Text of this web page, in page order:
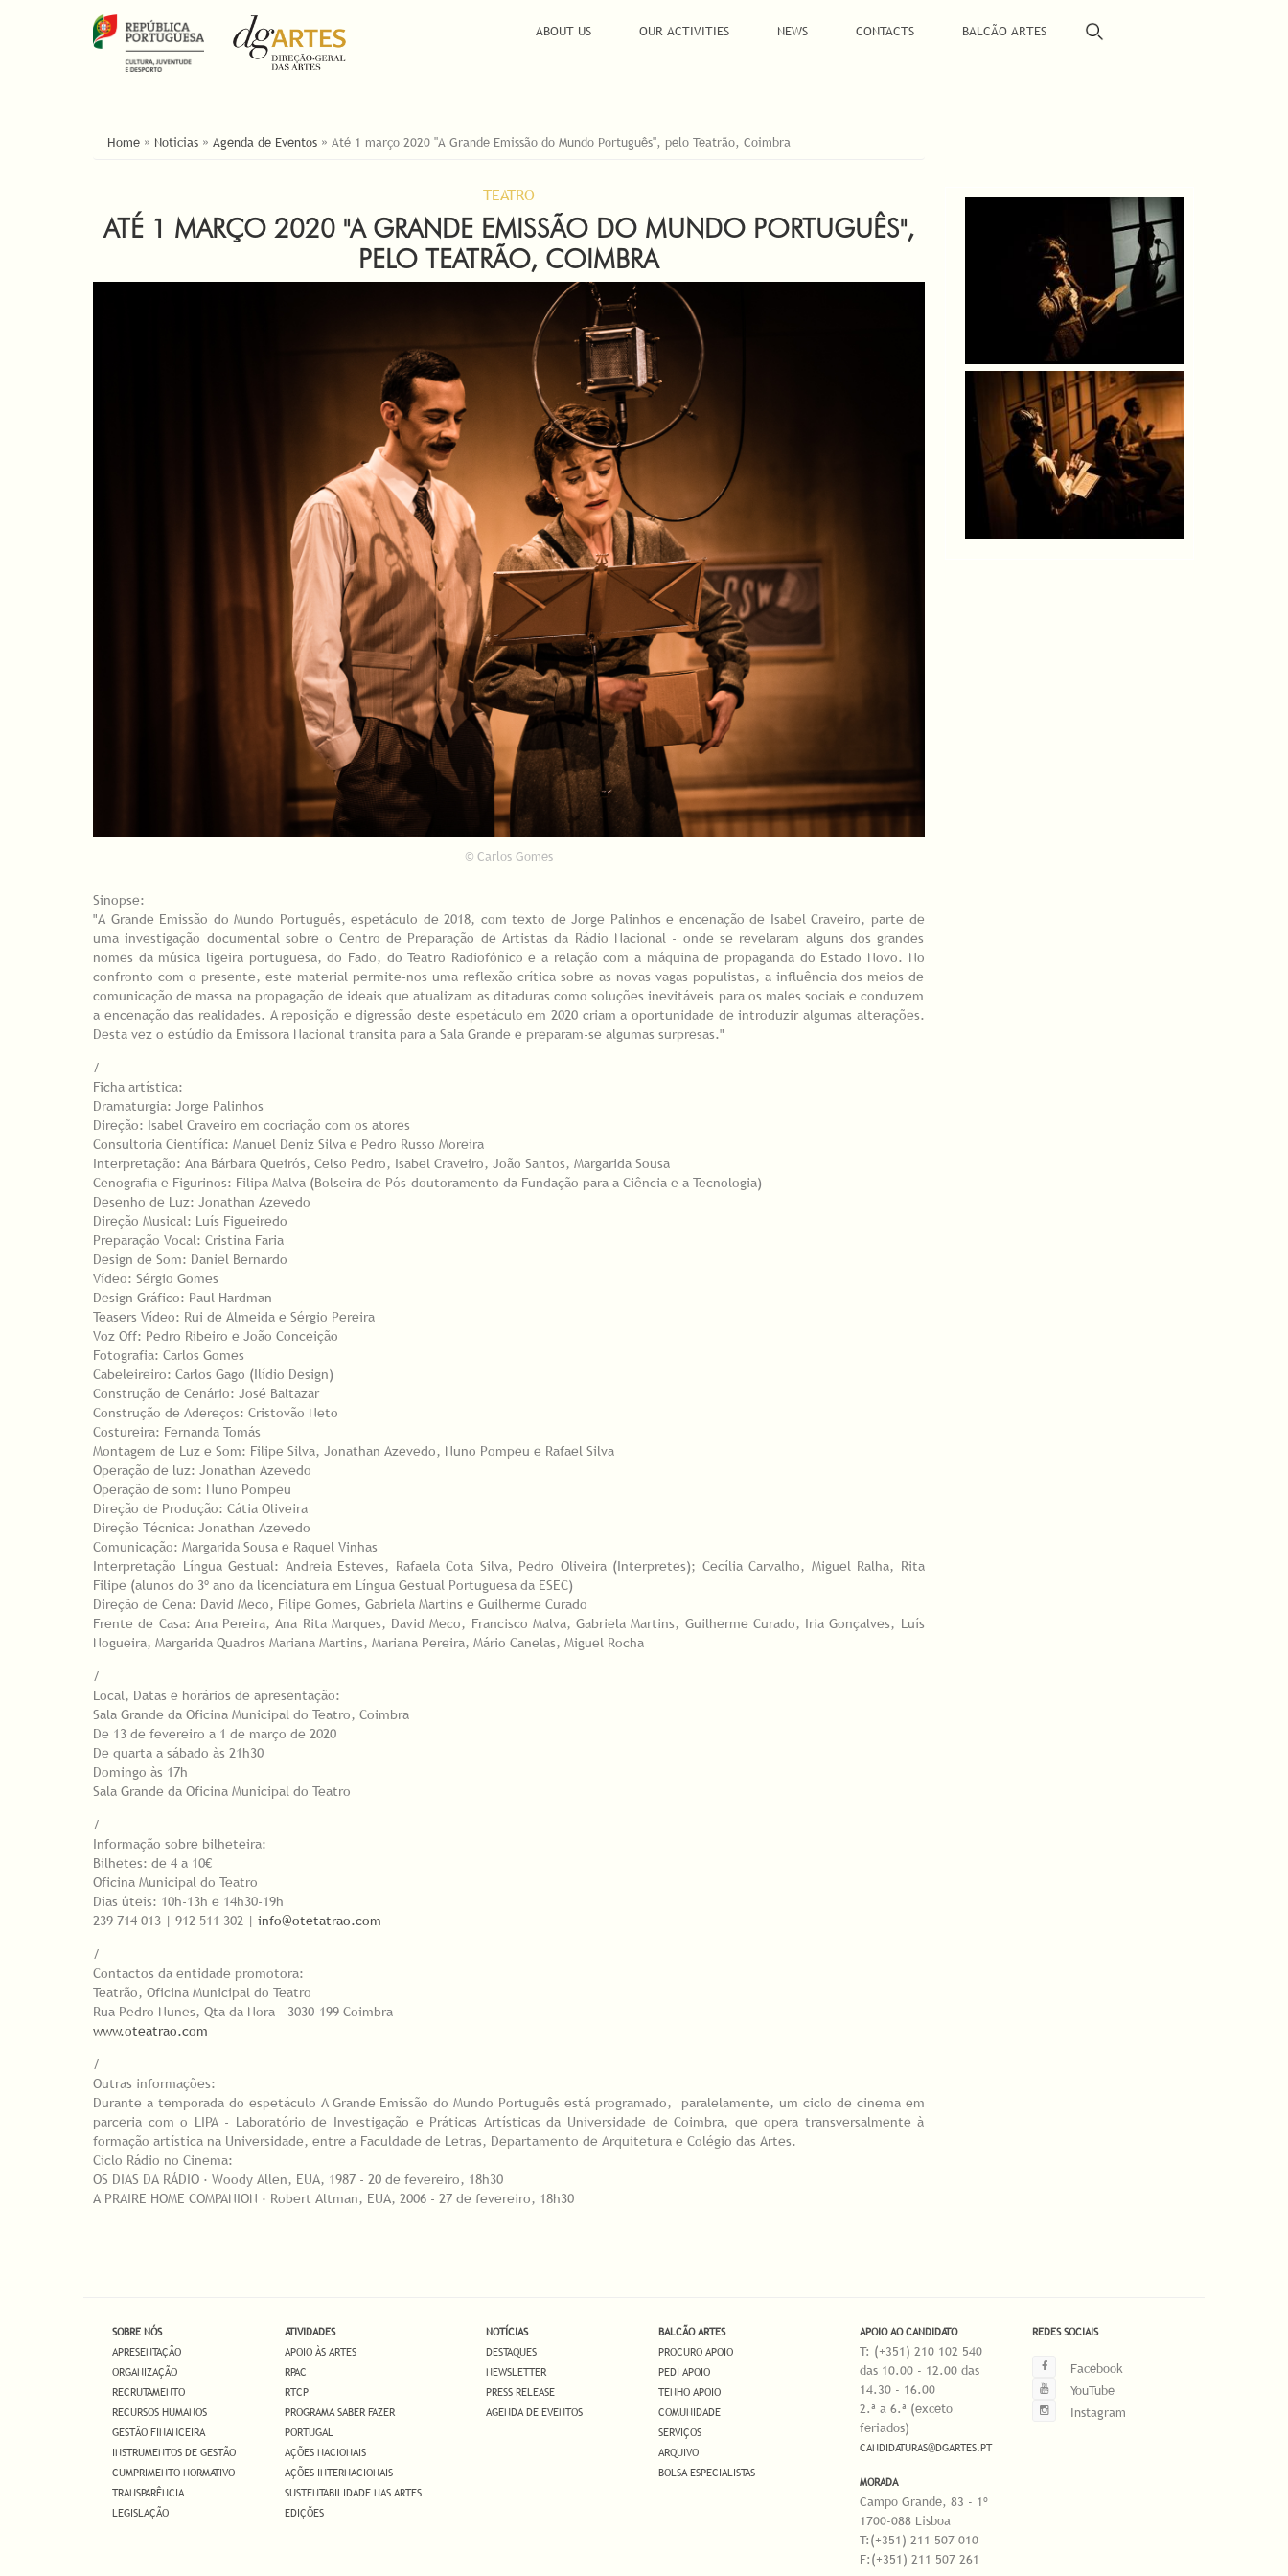
ABOUT US OUR ACTIVITIES NEWS CONTACTS BALCÃO ARTES
YOU ARE HERE
Home » Noticias » Agenda de Eventos » Até 1 março 2020 "A Grande Emissão do Mundo Português", pelo Teatrão, Coimbra
TEATRO
ATÉ 1 MARÇO 2020 "A GRANDE EMISSÃO DO MUNDO PORTUGUÊS",
PELO TEATRÃO, COIMBRA
© Carlos Gomes
Sinopse:
"A Grande Emissão do Mundo Português, espetáculo de 2018, com texto de Jorge Palinhos e encenação de Isabel Craveiro, parte de
uma investigação documental sobre o Centro de Preparação de Artistas da Rádio Nacional - onde se revelaram alguns dos grandes
nomes da música ligeira portuguesa, do Fado, do Teatro Radiofónico e a relação com a máquina de propaganda do Estado Novo. No
confronto com o presente, este material permite-nos uma reflexão crítica sobre as novas vagas populistas, a influência dos meios de
comunicação de massa na propagação de ideais que atualizam as ditaduras como soluções inevitáveis para os males sociais e conduzem
a encenação das realidades. A reposição e digressão deste espetáculo em 2020 criam a oportunidade de introduzir algumas alterações.
Desta vez o estúdio da Emissora Nacional transita para a Sala Grande e preparam-se algumas surpresas."
/
Ficha artística:
Dramaturgia: Jorge Palinhos
Direção: Isabel Craveiro em cocriação com os atores
Consultoria Científica: Manuel Deniz Silva e Pedro Russo Moreira
Interpretação: Ana Bárbara Queirós, Celso Pedro, Isabel Craveiro, João Santos, Margarida Sousa
Cenografia e Figurinos: Filipa Malva (Bolseira de Pós-doutoramento da Fundação para a Ciência e a Tecnologia)
Desenho de Luz: Jonathan Azevedo
Direção Musical: Luís Figueiredo
Preparação Vocal: Cristina Faria
Design de Som: Daniel Bernardo
Vídeo: Sérgio Gomes
Design Gráfico: Paul Hardman
Teasers Vídeo: Rui de Almeida e Sérgio Pereira
Voz Off: Pedro Ribeiro e João Conceição
Fotografia: Carlos Gomes
Cabeleireiro: Carlos Gago (Ilídio Design)
Construção de Cenário: José Baltazar
Construção de Adereços: Cristovão Neto
Costureira: Fernanda Tomás
Montagem de Luz e Som: Filipe Silva, Jonathan Azevedo, Nuno Pompeu e Rafael Silva
Operação de luz: Jonathan Azevedo
Operação de som: Nuno Pompeu
Direção de Produção: Cátia Oliveira
Direção Técnica: Jonathan Azevedo
Comunicação: Margarida Sousa e Raquel Vinhas
Interpretação Língua Gestual: Andreia Esteves, Rafaela Cota Silva, Pedro Oliveira (Interpretes); Cecília Carvalho, Miguel Ralha, Rita
Filipe (alunos do 3º ano da licenciatura em Língua Gestual Portuguesa da ESEC)
Direção de Cena: David Meco, Filipe Gomes, Gabriela Martins e Guilherme Curado
Frente de Casa: Ana Pereira, Ana Rita Marques, David Meco, Francisco Malva, Gabriela Martins, Guilherme Curado, Iria Gonçalves, Luís
Nogueira, Margarida Quadros Mariana Martins, Mariana Pereira, Mário Canelas, Miguel Rocha
/
Local, Datas e horários de apresentação:
Sala Grande da Oficina Municipal do Teatro, Coimbra
De 13 de fevereiro a 1 de março de 2020
De quarta a sábado às 21h30
Domingo às 17h
Sala Grande da Oficina Municipal do Teatro
/
Informação sobre bilheteira:
Bilhetes: de 4 a 10€
Oficina Municipal do Teatro
Dias úteis: 10h-13h e 14h30-19h
239 714 013 | 912 511 302 | info@otetatrao.com
/
Contactos da entidade promotora:
Teatrão, Oficina Municipal do Teatro
Rua Pedro Nunes, Qta da Nora - 3030-199 Coimbra
www.oteatrao.com
/
Outras informações:
Durante a temporada do espetáculo A Grande Emissão do Mundo Português está programado, paralelamente, um ciclo de cinema em
parceria com o LIPA - Laboratório de Investigação e Práticas Artísticas da Universidade de Coimbra, que opera transversalmente à
formação artística na Universidade, entre a Faculdade de Letras, Departamento de Arquitetura e Colégio das Artes.
Ciclo Rádio no Cinema:
OS DIAS DA RÁDIO · Woody Allen, EUA, 1987 - 20 de fevereiro, 18h30
A PRAIRE HOME COMPANION · Robert Altman, EUA, 2006 - 27 de fevereiro, 18h30
SOBRE NÓS
APRESENTAÇÃO
ORGANIZAÇÃO
RECRUTAMENTO
RECURSOS HUMANOS
GESTÃO FINANCEIRA
INSTRUMENTOS DE GESTÃO
CUMPRIMENTO NORMATIVO
TRANSPARÊNCIA
LEGISLAÇÃO
ATIVIDADES
APOIO ÀS ARTES
RPAC
RTCP
PROGRAMA SABER FAZER
PORTUGAL
AÇÕES NACIONAIS
AÇÕES INTERNACIONAIS
SUSTENTABILIDADE NAS ARTES
EDIÇÕES
NOTÍCIAS
DESTAQUES
NEWSLETTER
PRESS RELEASE
AGENDA DE EVENTOS
BALCÃO ARTES
PROCURO APOIO
PEDI APOIO
TENHO APOIO
COMUNIDADE
SERVIÇOS
ARQUIVO
BOLSA ESPECIALISTAS
APOIO AO CANDIDATO
T: (+351) 210 102 540
das 10.00 - 12.00 das
14.30 - 16.00
2.ª a 6.ª (exceto
feriados)
CANDIDATURAS@DGARTES.PT
MORADA
Campo Grande, 83 - 1º
1700-088 Lisboa
T:(+351) 211 507 010
F:(+351) 211 507 261
REDES SOCIAIS
Facebook
YouTube
Instagram